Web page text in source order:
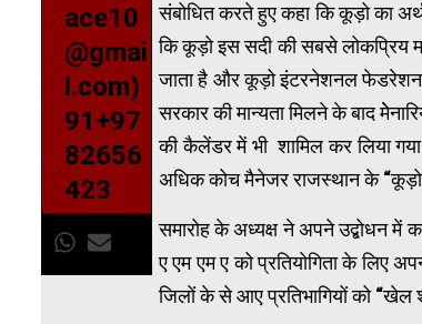
ace10
@gmai
l.com)
91+97
82656
423
संबोधित करते हुए कहा कि कूड़ो का अर्थ
कि कूड़ो इस सदी की सबसे लोकप्रिय
जाता है और कूड़ो इंटरनेशनल फेडरेशन
सरकार की मान्यता मिलने के बाद
की कैलेंडर में भी शामिल कर लिया
अधिक कोच मैनेजर राजस्थान के “कूड़ो
समारोह के अध्यक्ष ने अपने उद्बोधन में
ए एम एम ए को प्रतियोगिता के लिए
जिलों के से आए प्रतिभागियों को “खेल